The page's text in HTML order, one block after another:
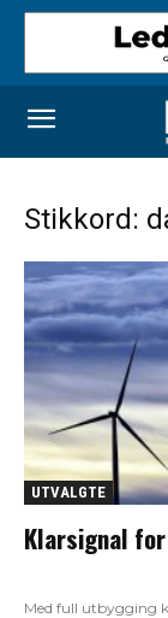
Stikkord:
UTVALGTE
Klarsignal
Med full utbygging